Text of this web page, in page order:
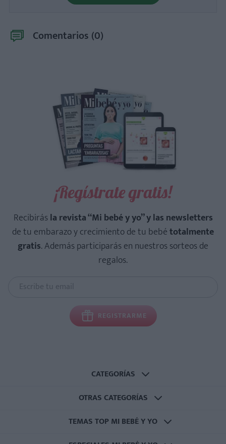
Comentarios (0)
¡Regístrate gratis!
Recibirásla revista “Mi bebé y yo” y las newsletters
de tu embarazo y crecimiento de tu bebétotalmente
gratis. Además participarás en nuestros sorteos de
regalos.
REGISTRARME
CATEGORÍAS
OTRAS CATEGORÍAS
TEMAS TOP MI BEBÉ Y YO